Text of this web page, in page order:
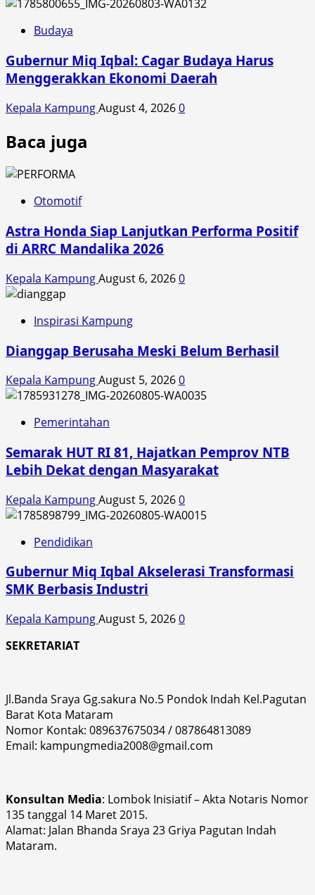
Budaya
Gubernur Miq Iqbal: Cagar Budaya Harus
Menggerakkan Ekonomi Daerah
Kepala KampungAugust 4, 20260
Baca juga
Otomotif
Astra Honda Siap Lanjutkan Performa Positif
di ARRC Mandalika 2026
Kepala KampungAugust 6, 20260
Inspirasi Kampung
Dianggap Berusaha Meski Belum Berhasil
Kepala KampungAugust 5, 20260
Pemerintahan
Semarak HUT RI 81, Hajatkan Pemprov NTB
Lebih Dekat dengan Masyarakat
Kepala KampungAugust 5, 20260
Pendidikan
Gubernur Miq Iqbal Akselerasi Transformasi
SMK Berbasis Industri
Kepala KampungAugust 5, 20260
SEKRETARIAT
Jl.Banda Sraya Gg.sakura No.5 Pondok Indah Kel.Pagutan
Barat Kota Mataram
Nomor Kontak: 089637675034 / 087864813089
Email: kampungmedia2008@gmail.com
Konsultan Media: Lombok Inisiatif – Akta Notaris Nomor
135 tanggal 14 Maret 2015.
Alamat: Jalan Bhanda Sraya 23 Griya Pagutan Indah
Mataram.